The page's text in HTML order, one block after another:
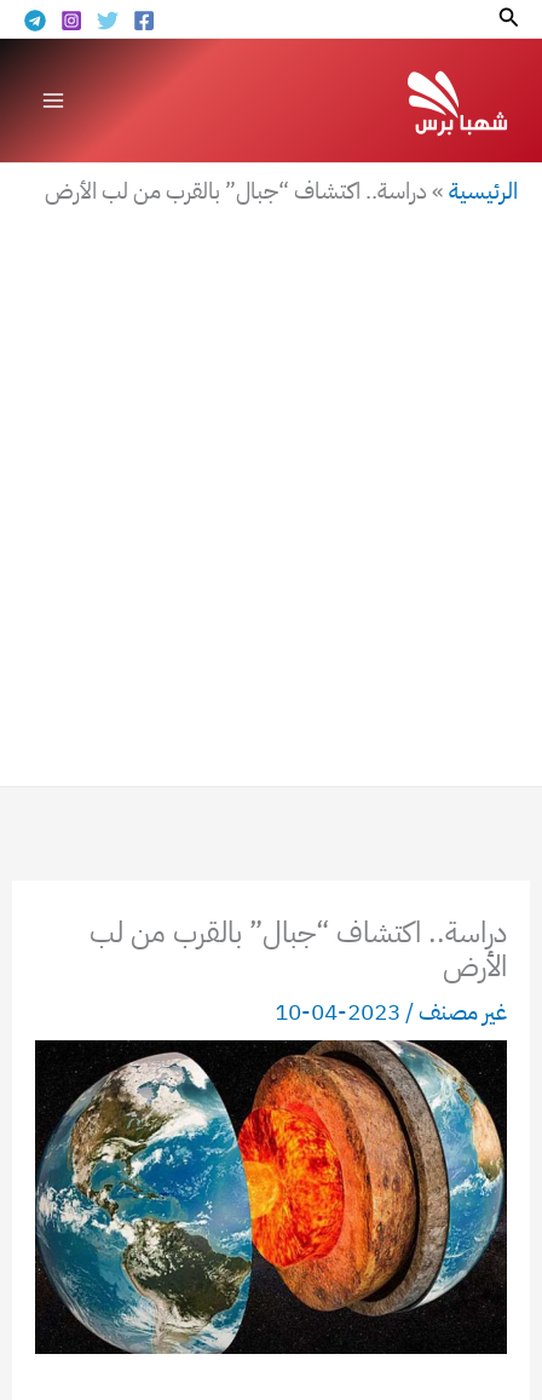
تخطيالبحث
الرئيسية»دراسة.. اكتشاف “جبال” بالقرب من لب الأرض
دراسة.. اكتشاف “جبال” بالقرب من لب
الأرض
غير مصنف/
2023-04-10